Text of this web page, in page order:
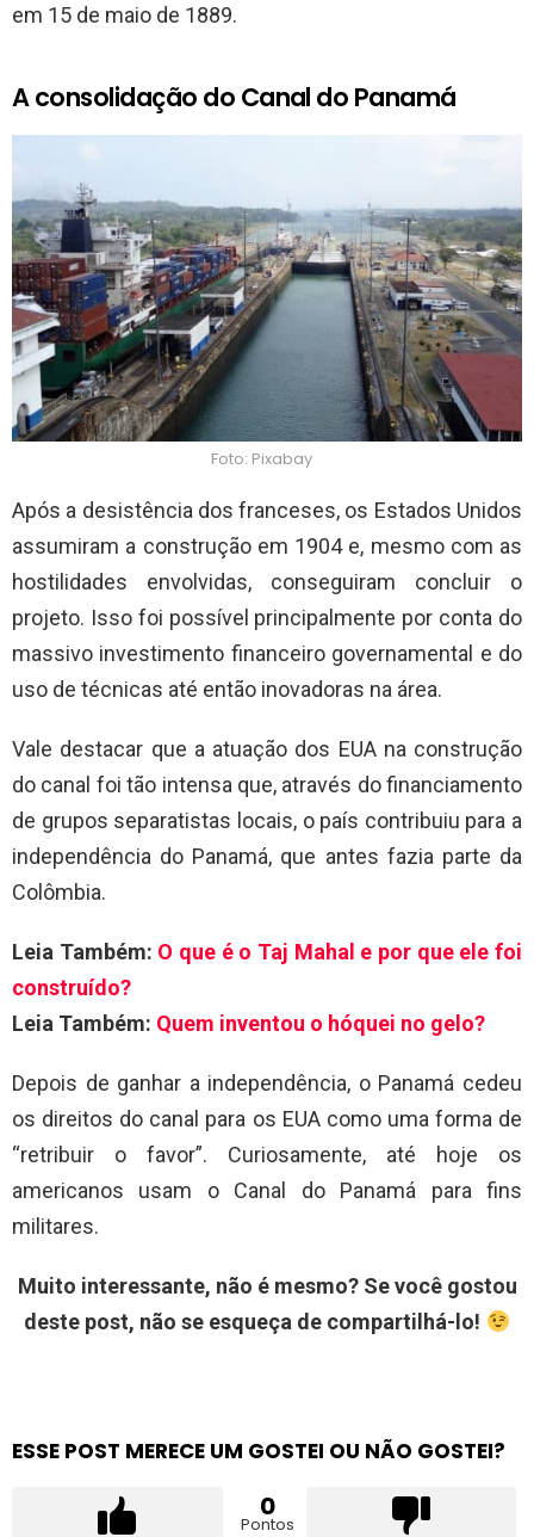
em 15 de maio de 1889.
A consolidação do Canal do Panamá
Foto: Pixabay
Após a desistência dos franceses, os Estados Unidos
assumiram a construção em 1904 e, mesmo com as
hostilidades envolvidas, conseguiram concluir o
projeto. Isso foi possível principalmente por conta do
massivo investimento financeiro governamental e do
uso de técnicas até então inovadoras na área.
Vale destacar que a atuação dos EUA na construção
do canal foi tão intensa que, através do financiamento
de grupos separatistas locais, o país contribuiu para a
independência do Panamá, que antes fazia parte da
Colômbia.
Leia Também: O que é o Taj Mahal e por que ele foi
construído?
Leia Também: Quem inventou o hóquei no gelo?
Depois de ganhar a independência, o Panamá cedeu
os direitos do canal para os EUA como uma forma de
“retribuir o favor”. Curiosamente, até hoje os
americanos usam o Canal do Panamá para fins
militares.
Muito interessante, não é mesmo? Se você gostou
deste post, não se esqueça de compartilhá-lo!
ESSE POST MERECE UM GOSTEI OU NÃO GOSTEI?
0
Pontos